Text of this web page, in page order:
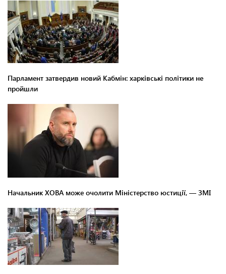
Парламент затвердив новий Кабмін: харківські політики не
пройшли
Начальник ХОВА може очолити Міністерство юстиції, — ЗМІ